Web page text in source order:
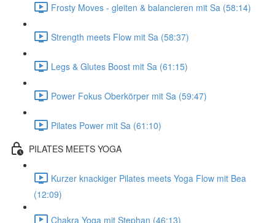
Frosty Moves - gleiten & balancieren mit Sa (58:14)
Strength meets Flow mit Sa (58:37)
Legs & Glutes Boost mit Sa (61:15)
Power Fokus Oberkörper mit Sa (59:47)
Pilates Power mit Sa (61:10)
PILATES MEETS YOGA
Kurzer knackiger Pilates meets Yoga Flow mit Bea
(12:09)
Chakra Yoga mit Stephan (46:13)